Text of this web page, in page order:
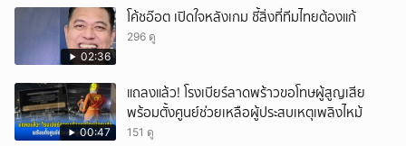
02:36
โค้ชอ๊อต เปิดใจหลังเกม ชี้สิ่งที่ทีมไทยต้องแก้
296 ดู
00:47
แถลงแล้ว! โรงเบียร์ลาดพร้าวขอโทษผู้สูญเสีย
พร้อมตั้งศูนย์ช่วยเหลือผู้ประสบเหตุเพลิงไหม้
151 ดู